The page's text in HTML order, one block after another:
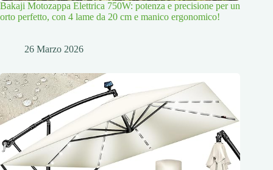
Bakaji Motozappa Elettrica 750W: potenza e precisione per un
orto perfetto, con 4 lame da 20 cm e manico ergonomico!
26 Marzo 2026